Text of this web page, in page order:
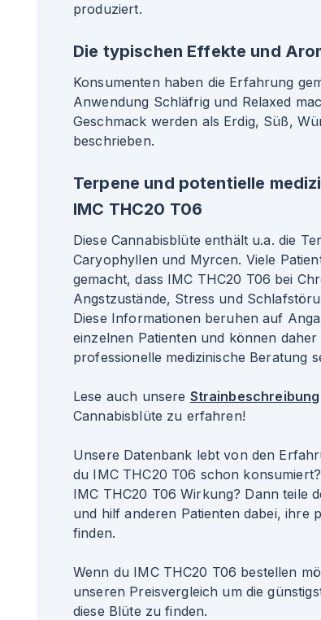
produziert.
Die typischen Effekte und
Konsumenten haben die Erfahrung
Anwendung Schläfrig und Relaxed
Geschmack werden als Erdig, Süß,
beschrieben.
Terpene und potentielle
IMC THC20 T06
Diese Cannabisblüte enthält u.a. die
Caryophyllen und Myrcen. Viele
gemacht, dass IMC THC20 T06 bei
Angstzustände, Stress und
Diese Informationen beruhen auf
einzelnen Patienten und können
professionelle medizinische Beratung
Lese auch unsere Strainbeschreibung
Cannabisblüte zu erfahren!
Unsere Datenbank lebt von den
du IMC THC20 T06 schon
IMC THC20 T06 Wirkung? Dann teile
und hilf anderen Patienten dabei, ihre
finden.
Wenn du IMC THC20 T06 bestellen
unseren Preisvergleich um die
diese Blüte zu finden.